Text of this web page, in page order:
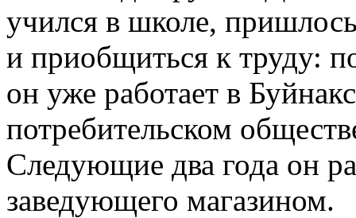
учился в школе,
и приобщиться к труду:
он уже работает в
потребительском
Следующие два года он
заведующего магазином.